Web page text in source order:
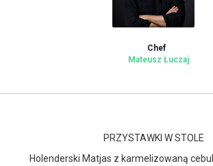
Chef
Mateusz Łuczaj
PRZYSTAWKI W STOLE
Holenderski Matjas z karmelizowaną